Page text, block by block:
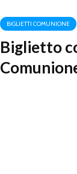
BIGLIETTI COMUNIONE
Biglietto